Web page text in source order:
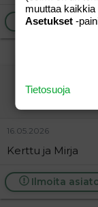
Ilmoita
Vieras
16.05.2026
Kerttu ja Mirja
Ilmoita
muuttaa
Asetukset -
Tietosuoja